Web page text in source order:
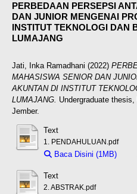
PERBEDAAN PERSEPSI
DAN JUNIOR MENGENAI
INSTITUT TEKNOLOGI DAN
LUMAJANG
Jati, Inka Ramadhani (2022)
MAHASISWA SENIOR DAN
AKUNTAN DI INSTITUT
LUMAJANG. Undergraduate
Jember.
Text
1. PENDAHULUAN.pdf
Baca Disini (1MB)
Text
2. ABSTRAK.pdf